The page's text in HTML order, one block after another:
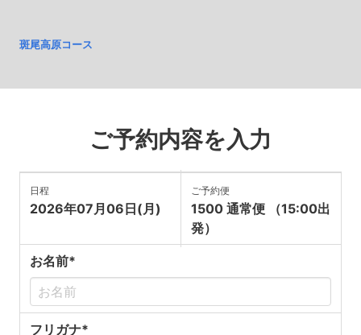
斑尾高原コース
ご予約内容を入力
日程
2026年07月06日(月)
ご予約便
1500 通常便 （15:00出
発）
お名前*
フリガナ*